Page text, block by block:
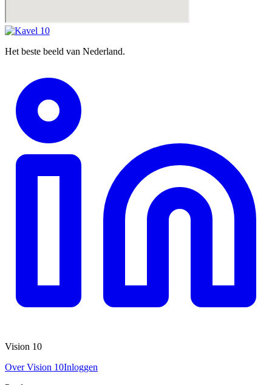
Het beste beeld van Nederland.
Vision 10
Over Vision 10Inloggen